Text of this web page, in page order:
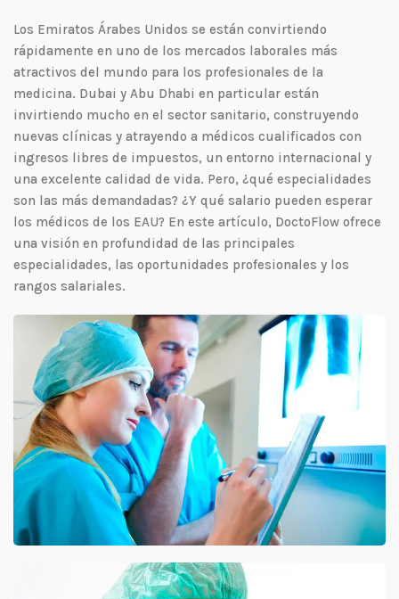
Los Emiratos Árabes Unidos se están convirtiendo
rápidamente en uno de los mercados laborales más
atractivos del mundo para los profesionales de la
medicina. Dubai y Abu Dhabi en particular están
invirtiendo mucho en el sector sanitario, construyendo
nuevas clínicas y atrayendo a médicos cualificados con
ingresos libres de impuestos, un entorno internacional y
una excelente calidad de vida. Pero, ¿qué especialidades
son las más demandadas? ¿Y qué salario pueden esperar
los médicos de los EAU? En este artículo, DoctoFlow ofrece
una visión en profundidad de las principales
especialidades, las oportunidades profesionales y los
rangos salariales.